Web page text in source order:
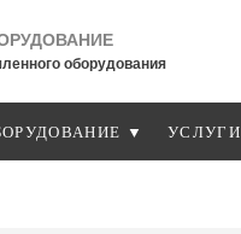
оборудования
▼ УСЛУГИ